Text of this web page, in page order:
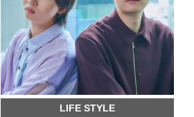
LIFE STYLE